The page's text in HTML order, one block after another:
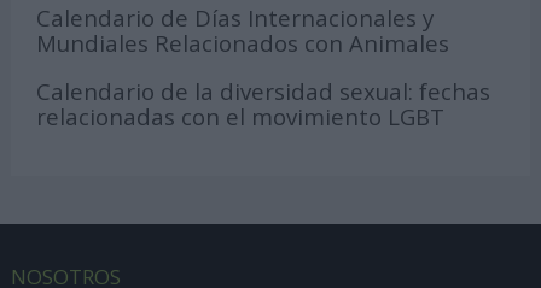
Calendario de Días Internacionales y
Mundiales Relacionados con Animales
Calendario de la diversidad sexual: fechas
relacionadas con el movimiento LGBT
NOSOTROS